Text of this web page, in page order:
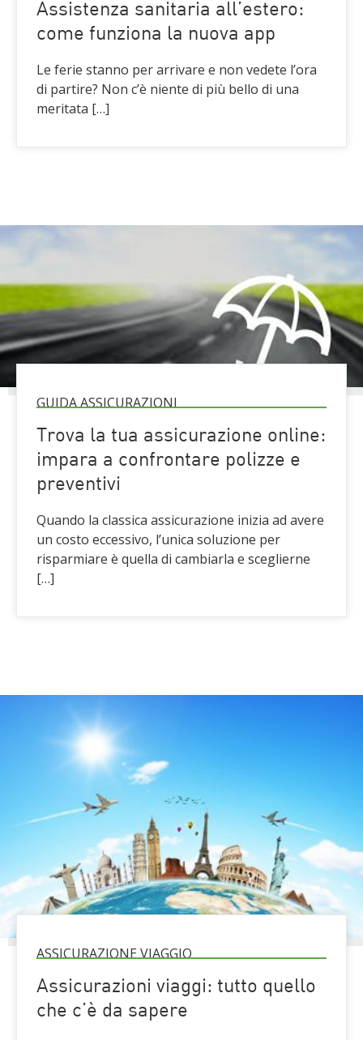
Assistenza sanitaria all’estero:
come funziona la nuova app
Le ferie stanno per arrivare e non vedete l’ora
di partire? Non c’è niente di più bello di una
meritata […]
GUIDA ASSICURAZIONI
Trova la tua assicurazione online:
impara a confrontare polizze e
preventivi
Quando la classica assicurazione inizia ad avere
un costo eccessivo, l’unica soluzione per
risparmiare è quella di cambiarla e sceglierne
[…]
ASSICURAZIONE VIAGGIO
Assicurazioni viaggi: tutto quello
che c’è da sapere